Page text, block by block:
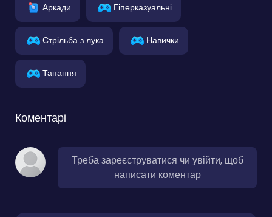
Аркади Гіперказуальні
Стрільба з лука Навички
Тапання
Коментарі
Треба зареєструватися чи увійти, щоб
написати коментар